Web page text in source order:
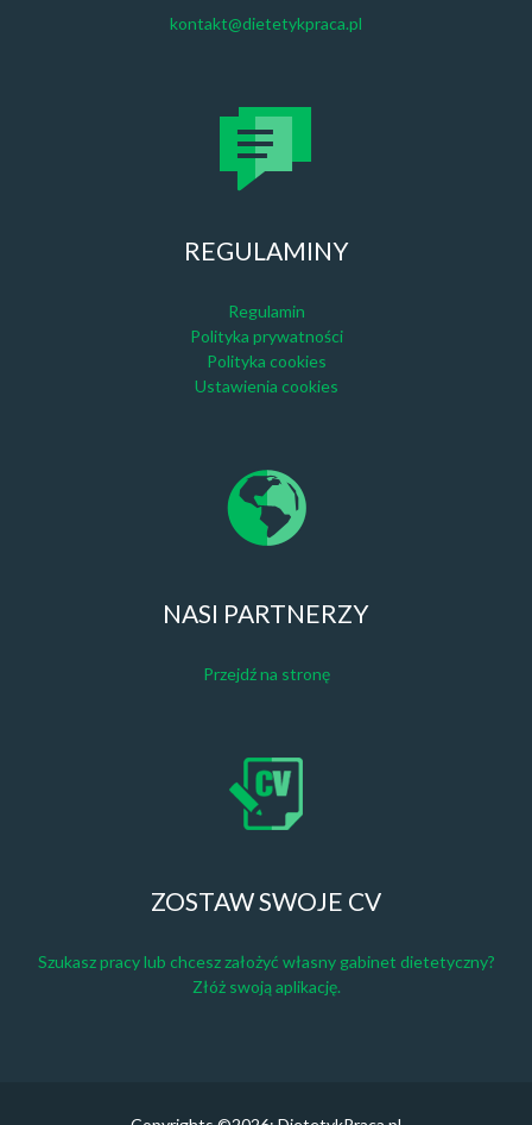
kontakt@dietetykpraca.pl
REGULAMINY
Regulamin
Polityka prywatności
Polityka cookies
Ustawienia cookies
NASI PARTNERZY
Przejdź na stronę
ZOSTAW SWOJE CV
Szukasz pracy lub chcesz założyć własny gabinet dietetyczny?
Złóż swoją aplikację.